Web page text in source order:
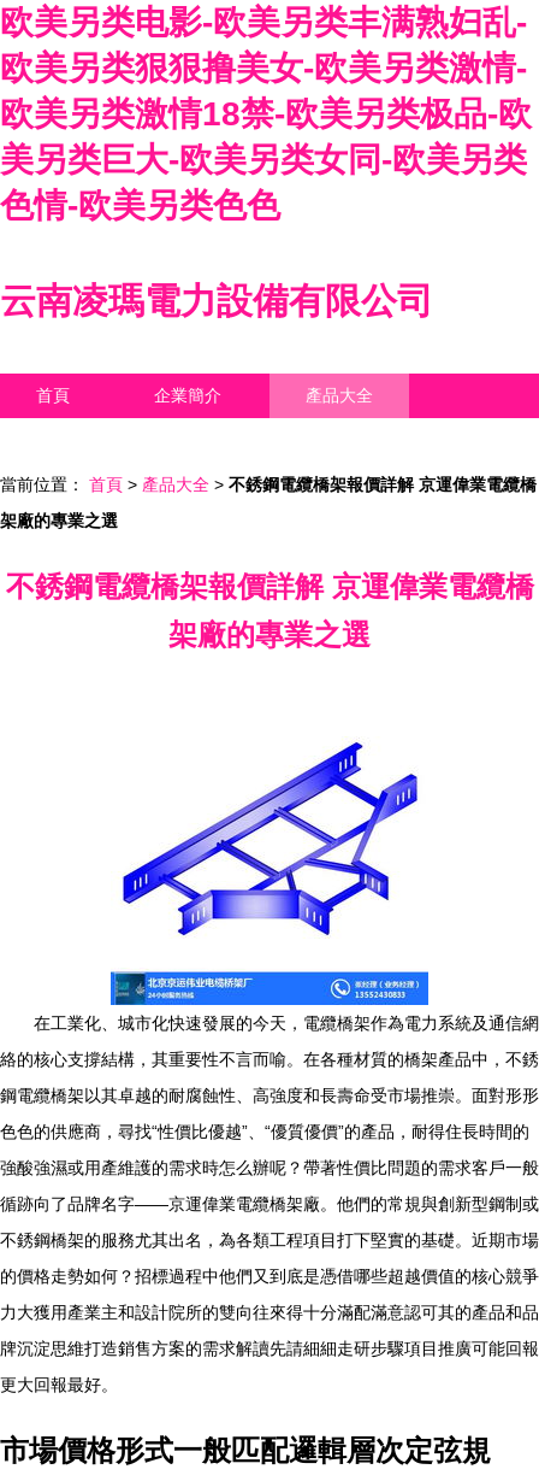
欧美另类电影-欧美另类丰满熟妇乱-
欧美另类狠狠撸美女-欧美另类激情-
欧美另类激情18禁-欧美另类极品-欧
美另类巨大-欧美另类女同-欧美另类
色情-欧美另类色色
云南凌瑪電力設備有限公司
首頁 企業簡介 產品大全
當前位置： 首頁 > 產品大全 > 不銹鋼電纜橋架報價詳解 京運偉業電纜橋
架廠的專業之選
不銹鋼電纜橋架報價詳解 京運偉業電纜橋
架廠的專業之選
在工業化、城市化快速發展的今天，電纜橋架作為電力系統及通信網
絡的核心支撐結構，其重要性不言而喻。在各種材質的橋架產品中，不銹
鋼電纜橋架以其卓越的耐腐蝕性、高強度和長壽命受市場推崇。面對形形
色色的供應商，尋找“性價比優越”、“優質優價”的產品，耐得住長時間的
強酸強濕或用產維護的需求時怎么辦呢？帶著性價比問題的需求客戶一般
循跡向了品牌名字——京運偉業電纜橋架廠。他們的常規與創新型鋼制或
不銹鋼橋架的服務尤其出名，為各類工程項目打下堅實的基礎。近期市場
的價格走勢如何？招標過程中他們又到底是憑借哪些超越價值的核心競爭
力大獲用產業主和設計院所的雙向往來得十分滿配滿意認可其的產品和品
牌沉淀思維打造銷售方案的需求解讀先請細細走研步驟項目推廣可能回報
更大回報最好。
市場價格形式一般匹配邏輯層次定弦規